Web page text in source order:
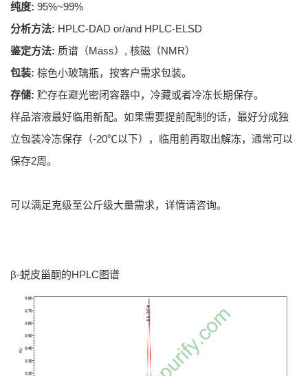
纯度: 95%~99%
分析方法: HPLC-DAD or/and HPLC-ELSD
鉴定方法: 质谱（Mass）, 核磁（NMR）
包装: 棕色小玻璃瓶，按客户需求包装。
存储: 贮存在避光密闭容器中，冷藏或者冷冻长期保存。
样品溶液最好临用新配。如果需要提前配制的话，最好分成独
立包装冷冻保存（-20℃以下），临用前再取出解冻，通常可以
保存2周。
可以满足克级至公斤级大量需求，详情请咨询。
β-蜕皮甾酮的HPLC图谱